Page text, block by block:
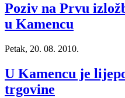
Poziv na Prvu
u Kamencu
Petak, 20. 08. 2010.
U Kamencu je
trgovine